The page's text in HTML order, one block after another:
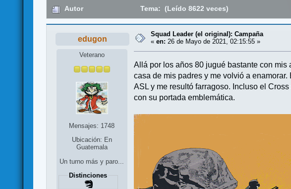
Autor Tema: (Leído 8622 veces)
edugon
Veterano
Mensajes: 1748
Ubicación: En
Guatemala
Un turno más y paro...
Distinciones
Squad Leader (el original): Campaña
«en: 26 de Mayo de 2021, 02:15:55 »
Allá por los años 80 jugué bastante con
casa de mis padres y me volvió a
ASL y me resultó farragoso. Incluso el
con su portada emblemática.